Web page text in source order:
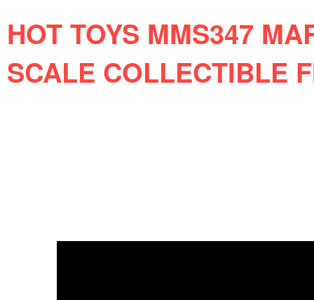
HOT TOYS MMS347
SCALE COLLECTIBLE